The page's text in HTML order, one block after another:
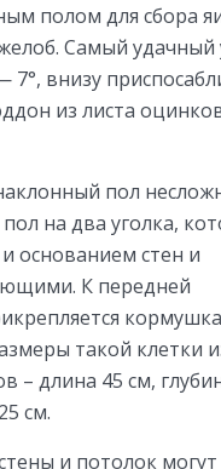
полом для сбора
Самый удачный
7°, внизу
из листа
пол
на два уголка,
основанием стен и
К передней
такой клетки
– длина 45 см,
см.
и потолок